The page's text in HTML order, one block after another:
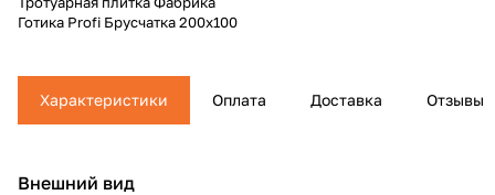
Готика Profi Брусчатка 200х100
Характеристики Оплата Доставка Отзывы
Внешний вид